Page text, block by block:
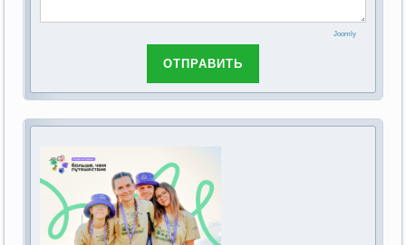
Joomly
ОТПРАВИТЬ